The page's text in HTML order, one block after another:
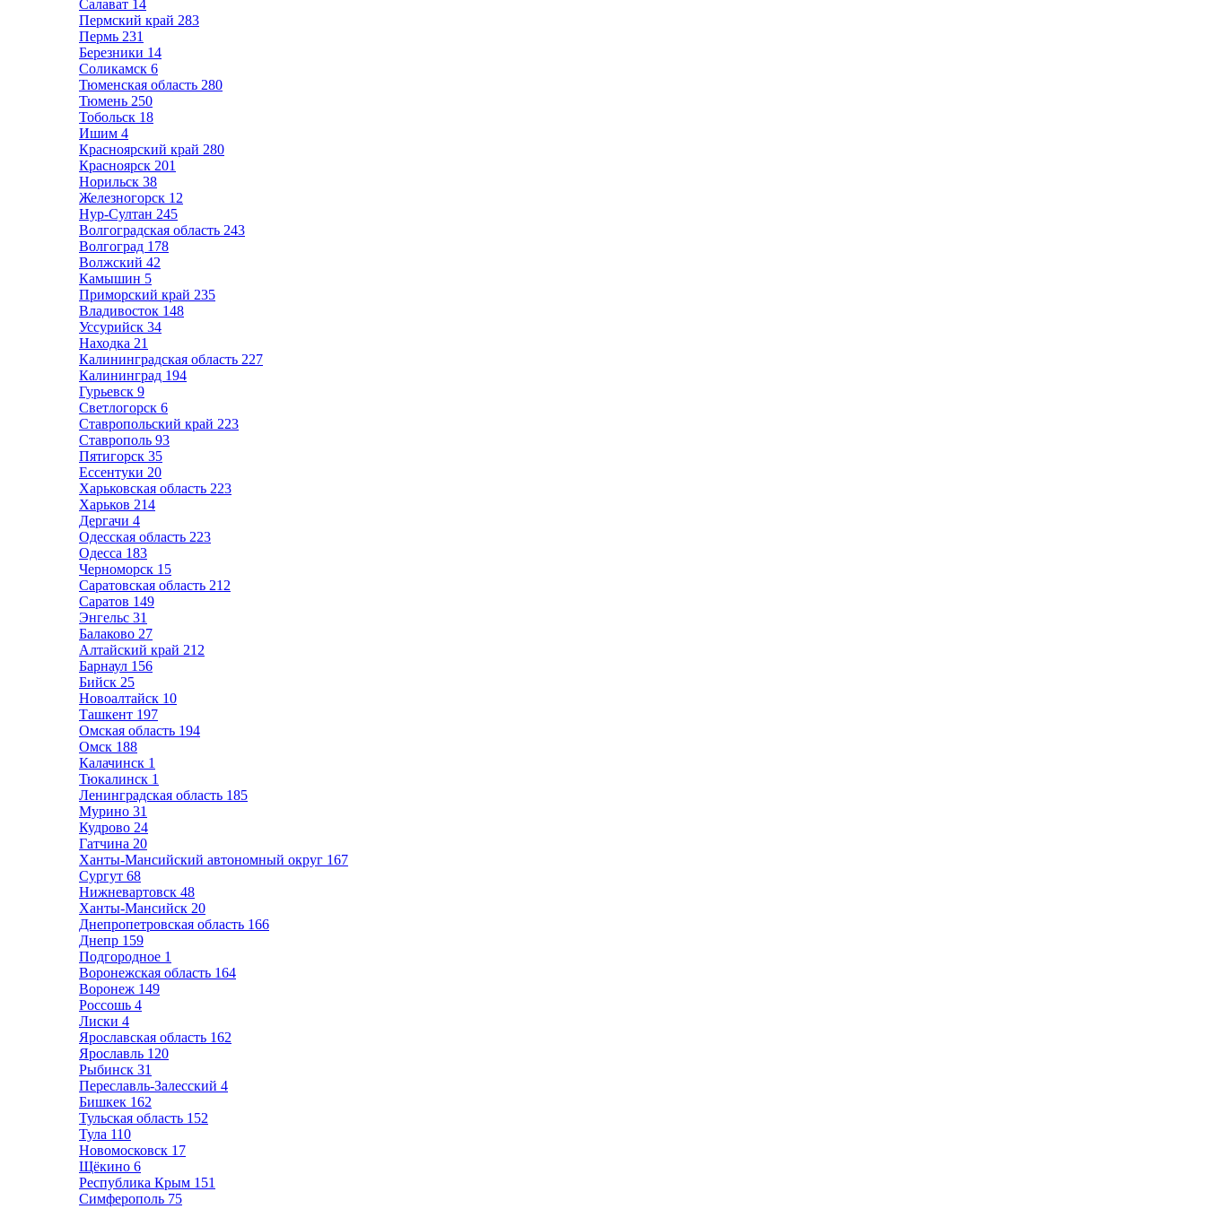
Салават 14
Пермский край 283
Пермь 231
Березники 14
Соликамск 6
Тюменская область 280
Тюмень 250
Тобольск 18
Ишим 4
Красноярский край 280
Красноярск 201
Норильск 38
Железногорск 12
Нур-Султан 245
Волгоградская область 243
Волгоград 178
Волжский 42
Камышин 5
Приморский край 235
Владивосток 148
Уссурийск 34
Находка 21
Калининградская область 227
Калининград 194
Гурьевск 9
Светлогорск 6
Ставропольский край 223
Ставрополь 93
Пятигорск 35
Ессентуки 20
Харьковская область 223
Харьков 214
Дергачи 4
Одесская область 223
Одесса 183
Черноморск 15
Саратовская область 212
Саратов 149
Энгельс 31
Балаково 27
Алтайский край 212
Барнаул 156
Бийск 25
Новоалтайск 10
Ташкент 197
Омская область 194
Омск 188
Калачинск 1
Тюкалинск 1
Ленинградская область 185
Мурино 31
Кудрово 24
Гатчина 20
Ханты-Мансийский автономный округ 167
Сургут 68
Нижневартовск 48
Ханты-Мансийск 20
Днепропетровская область 166
Днепр 159
Подгородное 1
Воронежская область 164
Воронеж 149
Россошь 4
Лиски 4
Ярославская область 162
Ярославль 120
Рыбинск 31
Переславль-Залесский 4
Бишкек 162
Тульская область 152
Тула 110
Новомосковск 17
Щёкино 6
Республика Крым 151
Симферополь 75